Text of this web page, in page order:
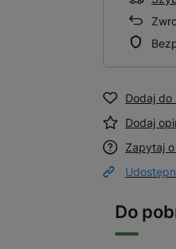
Dodaj
Dodaj
Zapytaj
Do